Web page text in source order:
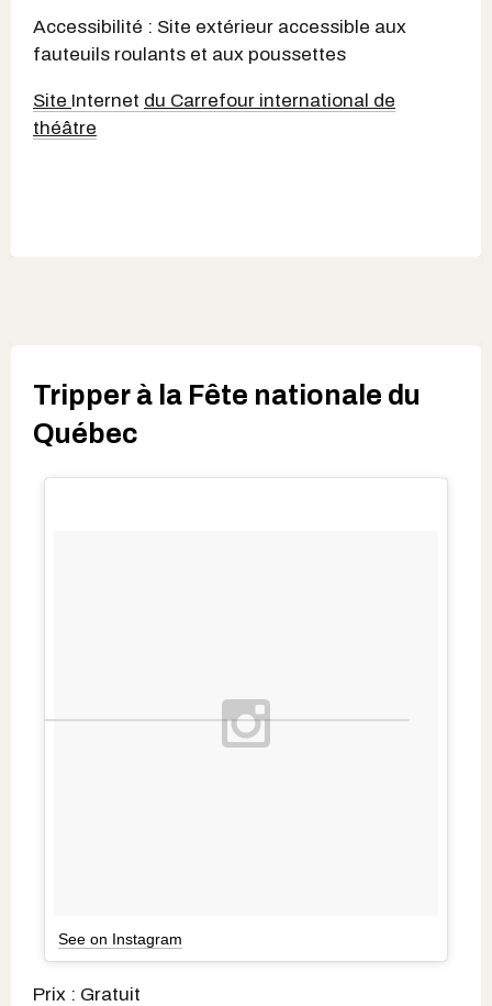
Accessibilité : Site extérieur accessible aux
fauteuils roulants et aux poussettes
Site Internet du Carrefour international de
théâtre
Tripper à la Fête nationale du
Québec
See on Instagram
Prix : Gratuit